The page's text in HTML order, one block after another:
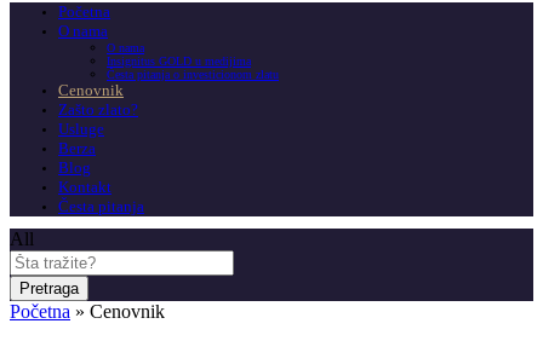
Početna
O nama
O nama
Insignitus GOLD u medijima
Česta pitanja o investicionom zlatu
Cenovnik
Zašto zlato?
Usluge
Berza
Blog
Kontakt
Česta pitanja
All
Pretraga
Početna » Cenovnik